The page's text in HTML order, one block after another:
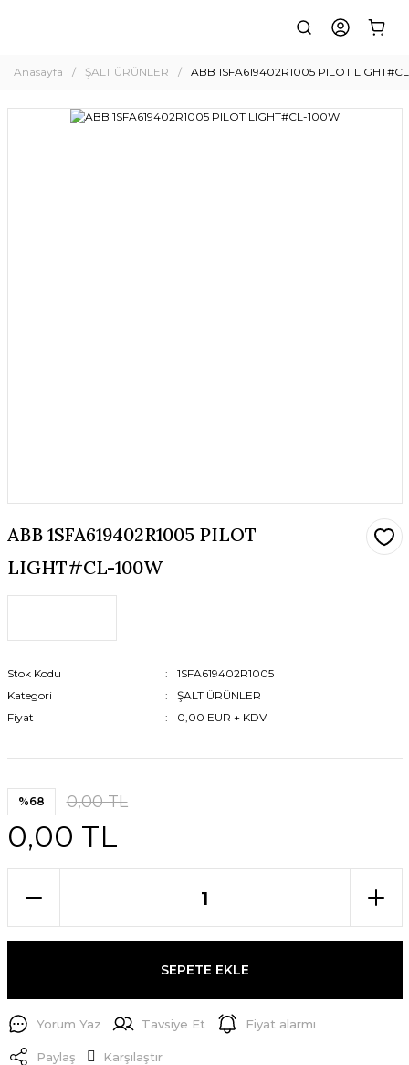
Anasayfa ŞALT ÜRÜNLER ABB 1SFA619402R1005 PILOT
ABB 1SFA619402R1005 PILOT
LIGHT#CL-100W
Stok Kodu
1SFA619402R1005
Kategori
ŞALT ÜRÜNLER
Fiyat
0,00 EUR + KDV
%68 0,00 TL
0,00 TL
SEPETE EKLE
Yorum Yaz Tavsiye Et Fiyat alarmı
Paylaş Karşılaştır